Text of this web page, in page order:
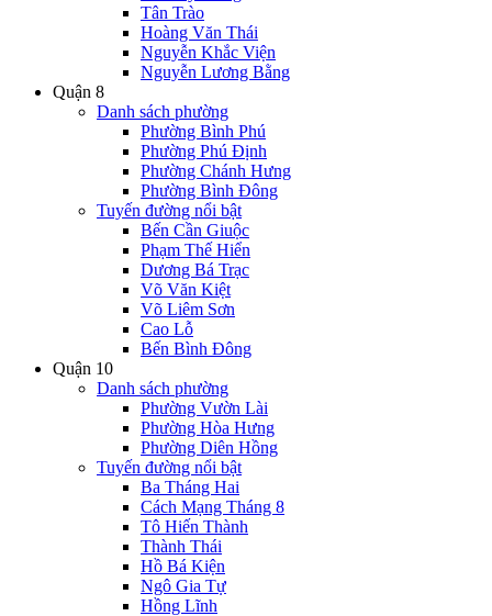
Tân Trào
Hoàng Văn Thái
Nguyễn Khắc Viện
Nguyễn Lương Bằng
Quận 8
Danh sách phường
Phường Bình Phú
Phường Phú Định
Phường Chánh Hưng
Phường Bình Đông
Tuyến đường nổi bật
Bến Cần Giuộc
Phạm Thế Hiển
Dương Bá Trạc
Võ Văn Kiệt
Võ Liêm Sơn
Cao Lỗ
Bến Bình Đông
Quận 10
Danh sách phường
Phường Vườn Lài
Phường Hòa Hưng
Phường Diên Hồng
Tuyến đường nổi bật
Ba Tháng Hai
Cách Mạng Tháng 8
Tô Hiến Thành
Thành Thái
Hồ Bá Kiện
Ngô Gia Tự
Hồng Lĩnh